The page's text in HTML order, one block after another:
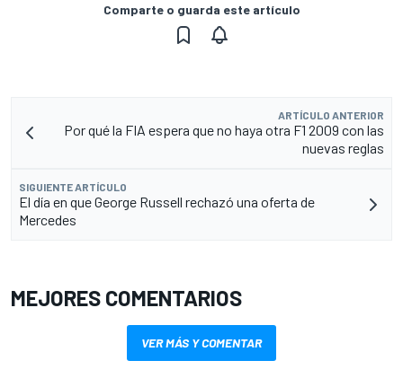
Comparte o guarda este artículo
ARTÍCULO ANTERIOR
Por qué la FIA espera que no haya otra F1 2009 con las
nuevas reglas
SIGUIENTE ARTÍCULO
El día en que George Russell rechazó una oferta de
Mercedes
MEJORES COMENTARIOS
VER MÁS Y COMENTAR